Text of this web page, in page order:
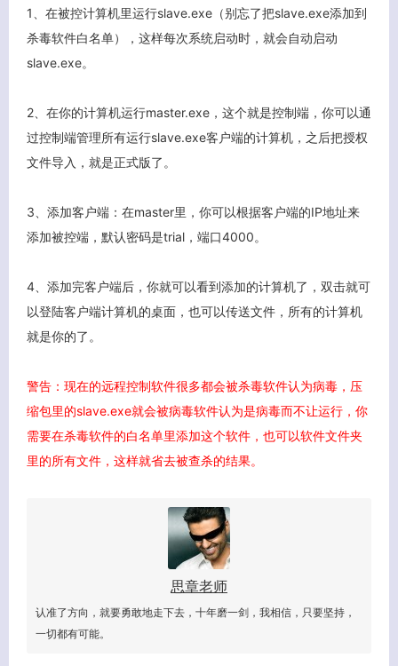
1、在被控计算机里运行slave.exe（别忘了把slave.exe添加到
杀毒软件白名单），这样每次系统启动时，就会自动启动
slave.exe。
2、在你的计算机运行master.exe，这个就是控制端，你可以通
过控制端管理所有运行slave.exe客户端的计算机，之后把授权
文件导入，就是正式版了。
3、添加客户端：在master里，你可以根据客户端的IP地址来
添加被控端，默认密码是trial，端口4000。
4、添加完客户端后，你就可以看到添加的计算机了，双击就可
以登陆客户端计算机的桌面，也可以传送文件，所有的计算机
就是你的了。
警告：现在的远程控制软件很多都会被杀毒软件认为病毒，压
缩包里的slave.exe就会被病毒软件认为是病毒而不让运行，你
需要在杀毒软件的白名单里添加这个软件，也可以软件文件夹
里的所有文件，这样就省去被查杀的结果。
思章老师
认准了方向，就要勇敢地走下去，十年磨一剑，我相信，只要坚持，
一切都有可能。
客服小美